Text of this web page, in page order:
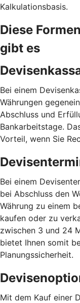
Kalkulationsbasis.
Diese
gibt es
Bei einem
Währungen
Abschluss und
Bankarbeitstage.
Vorteil, wenn Sie
Bei einem
bei Abschluss den
Währung zu einem
kaufen oder zu
zwischen 3 und 24
bietet Ihnen somit
Planungssicherheit.
Mit dem Kauf einer